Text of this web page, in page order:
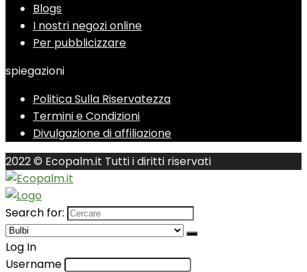
Blogs
I nostri negozi online
Per pubblicizzare
spiegazioni
Politica Sulla Riservatezza
Termini e Condizioni
Divulgazione di affiliazione
2022 © Ecopalm.it Tutti i diritti riservati
Search for:
Log In
Username